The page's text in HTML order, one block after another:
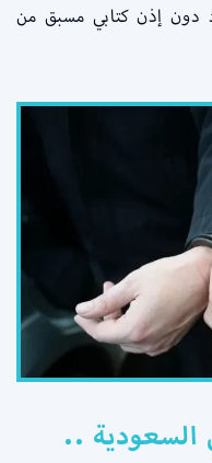
دون إذن كتابي مسبق من
السعودية ..